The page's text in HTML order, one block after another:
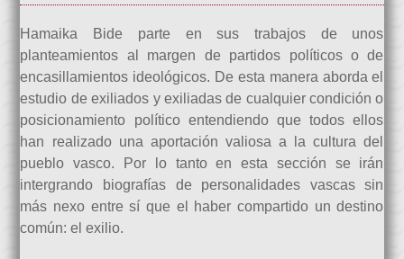
Hamaika Bide parte en sus trabajos de unos
planteamientos al margen de partidos políticos o de
encasillamientos ideológicos. De esta manera aborda el
estudio de exiliados y exiliadas de cualquier condición o
posicionamiento político entendiendo que todos ellos
han realizado una aportación valiosa a la cultura del
pueblo vasco. Por lo tanto en esta sección se irán
intergrando biografías de personalidades vascas sin
más nexo entre sí que el haber compartido un destino
común: el exilio.